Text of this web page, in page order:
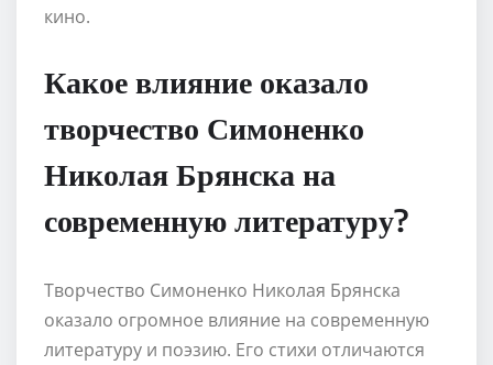
кино.
Какое влияние оказало
творчество Симоненко
Николая Брянска на
современную литературу?
Творчество Симоненко Николая Брянска
оказало огромное влияние на современную
литературу и поэзию. Его стихи отличаются